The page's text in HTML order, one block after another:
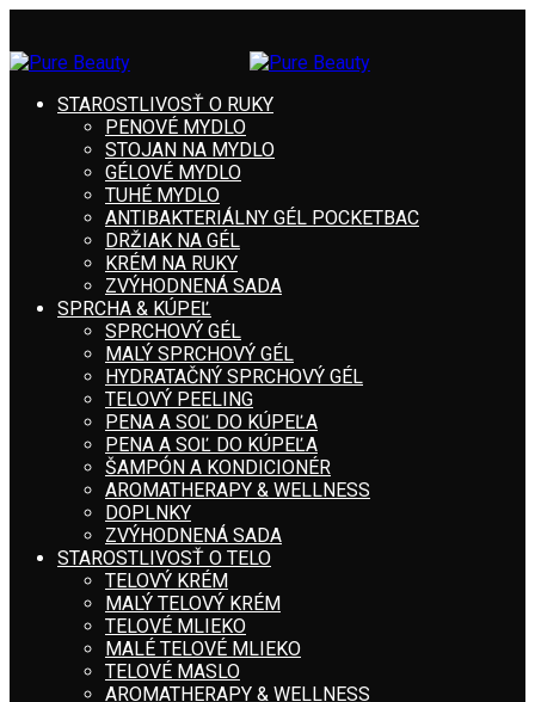
STAROSTLIVOSŤ O RUKY
PENOVÉ MYDLO
STOJAN NA MYDLO
GÉLOVÉ MYDLO
TUHÉ MYDLO
ANTIBAKTERIÁLNY GÉL POCKETBAC
DRŽIAK NA GÉL
KRÉM NA RUKY
ZVÝHODNENÁ SADA
SPRCHA & KÚPEĽ
SPRCHOVÝ GÉL
MALÝ SPRCHOVÝ GÉL
HYDRATAČNÝ SPRCHOVÝ GÉL
TELOVÝ PEELING
PENA A SOĽ DO KÚPEĽA
PENA A SOĽ DO KÚPEĽA
ŠAMPÓN A KONDICIONÉR
AROMATHERAPY & WELLNESS
DOPLNKY
ZVÝHODNENÁ SADA
STAROSTLIVOSŤ O TELO
TELOVÝ KRÉM
MALÝ TELOVÝ KRÉM
TELOVÉ MLIEKO
MALÉ TELOVÉ MLIEKO
TELOVÉ MASLO
AROMATHERAPY & WELLNESS